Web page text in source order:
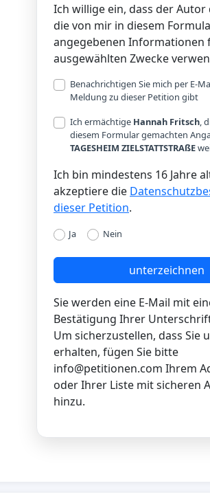
Ich willige ein, dass der
die von mir in diesem
angegebenen Informationen
ausgewählten Zwecke
Benachrichtigen Sie mich per E-
Meldung zu dieser Petition gibt
Ich ermächtige Hannah Fritsch,
diesem Formular gemachten
TAGESHEIM ZIELSTATTSTRAßE
Ich bin mindestens 16 Jahre
akzeptiere die
dieser Petition.
Ja Nein
unterzeichnen
Sie werden eine E-Mail mit
Bestätigung Ihrer
Um sicherzustellen, dass Sie
erhalten, fügen Sie bitte
info@petitionen.com Ihrem
oder Ihrer Liste mit sicheren
hinzu.